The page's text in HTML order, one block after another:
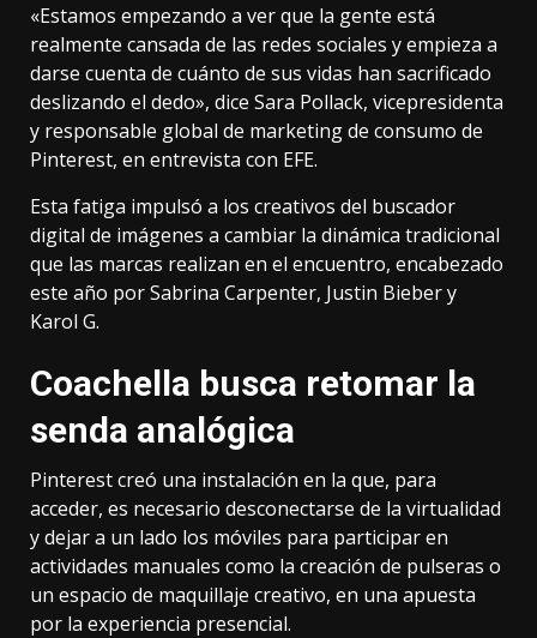
«Estamos empezando a ver que la gente está
realmente cansada de las redes sociales y empieza a
darse cuenta de cuánto de sus vidas han sacrificado
deslizando el dedo», dice Sara Pollack, vicepresidenta
y responsable global de marketing de consumo de
Pinterest, en entrevista con EFE.
Esta fatiga impulsó a los creativos del buscador
digital de imágenes a cambiar la dinámica tradicional
que las marcas realizan en el encuentro, encabezado
este año por Sabrina Carpenter, Justin Bieber y
Karol G.
Coachella busca retomar la
senda analógica
Pinterest creó una instalación en la que, para
acceder, es necesario desconectarse de la virtualidad
y dejar a un lado los móviles para participar en
actividades manuales como la creación de pulseras o
un espacio de maquillaje creativo, en una apuesta
por la experiencia presencial.